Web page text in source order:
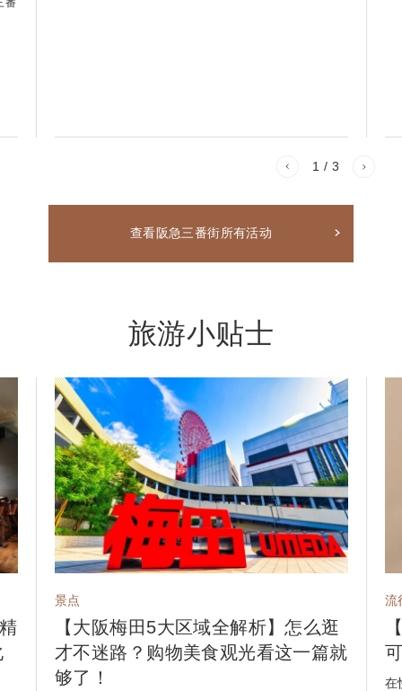
番
1 / 3
查看阪急三番街所有活动
旅游小贴士
景点
【大阪梅田5大区域全解析】怎么逛
才不迷路？购物美食观光看这一篇就
够了！
流
在